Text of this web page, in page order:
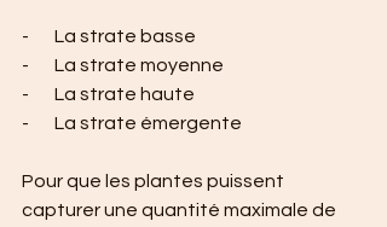
-       La strate basse
-       La strate moyenne
-       La strate haute
-       La strate émergente
Pour que les plantes puissent
capturer une quantité maximale de